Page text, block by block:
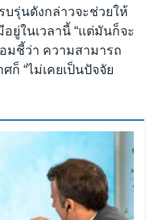
บรุ่นดังกล่าวจะช่วยให้
ยู่ในเวลานี้ “แต่มันก็จะ
มชี้ว่า ความสามารถ
“ไม่เคยเป็นปัจจัย